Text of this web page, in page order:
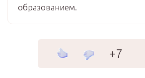
образованием.
+7